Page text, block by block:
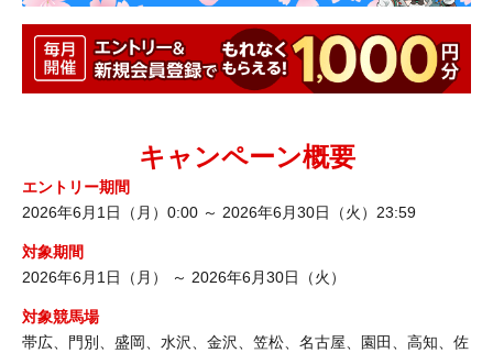
キャンペーン概要
エントリー期間
2026年6月1日（月）0:00 ～ 2026年6月30日（火）23:59
対象期間
2026年6月1日（月） ～ 2026年6月30日（火）
対象競馬場
帯広、門別、盛岡、水沢、金沢、笠松、名古屋、園田、高知、佐